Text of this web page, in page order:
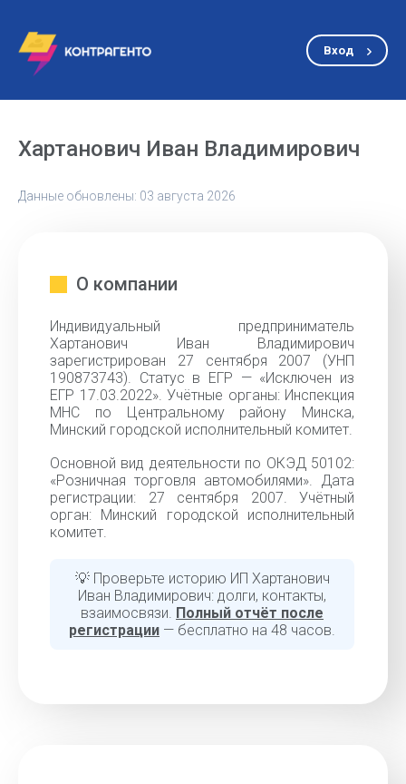
Вход
Хартанович Иван Владимирович
Данные обновлены: 03 августа 2026
О компании
Индивидуальный предприниматель
Хартанович Иван Владимирович
зарегистрирован 27 сентября 2007 (УНП
190873743). Статус в ЕГР — «Исключен из
ЕГР 17.03.2022». Учётные органы: Инспекция
МНС по Центральному району Минска,
Минский городской исполнительный комитет.
Основной вид деятельности по ОКЭД 50102:
«Розничная торговля автомобилями». Дата
регистрации: 27 сентября 2007. Учётный
орган: Минский городской исполнительный
комитет.
💡 Проверьте историю ИП Хартанович
Иван Владимирович: долги, контакты,
взаимосвязи. Полный отчёт после
регистрации — бесплатно на 48 часов.